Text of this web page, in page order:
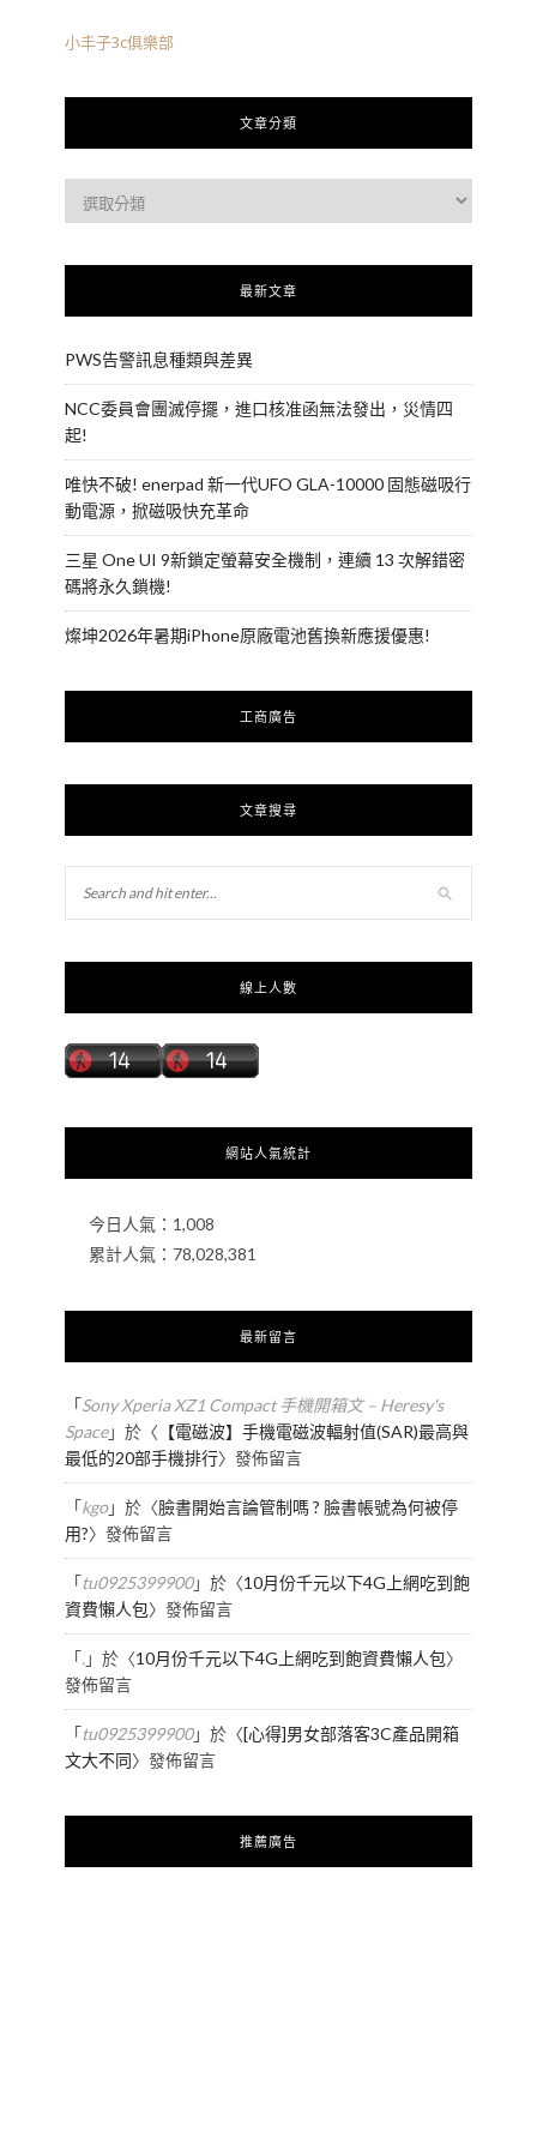
小丰子3c俱樂部
文章分類
最新文章
PWS告警訊息種類與差異
NCC委員會團滅停擺，進口核准函無法發出，災情四
起!
唯快不破! enerpad 新一代UFO GLA-10000 固態磁吸行
動電源，掀磁吸快充革命
三星 One UI 9新鎖定螢幕安全機制，連續 13 次解錯密
碼將永久鎖機!
燦坤2026年暑期iPhone原廠電池舊換新應援優惠!
工商廣告
文章搜尋
線上人數
網站人氣統計
今日人氣： 1,008
累計人氣： 78,028,381
最新留言
「Sony Xperia XZ1 Compact 手機開箱文 – Heresy's
Space」於〈 【電磁波】手機電磁波輻射值(SAR)最高與
最低的20部手機排行〉發佈留言
「kgo」於〈臉書開始言論管制嗎 ? 臉書帳號為何被停
用?〉發佈留言
「tu0925399900」於〈10月份千元以下4G上網吃到飽
資費懶人包〉發佈留言
「.」於〈10月份千元以下4G上網吃到飽資費懶人包〉
發佈留言
「tu0925399900」於〈[心得]男女部落客3C產品開箱
文大不同〉發佈留言
推薦廣告